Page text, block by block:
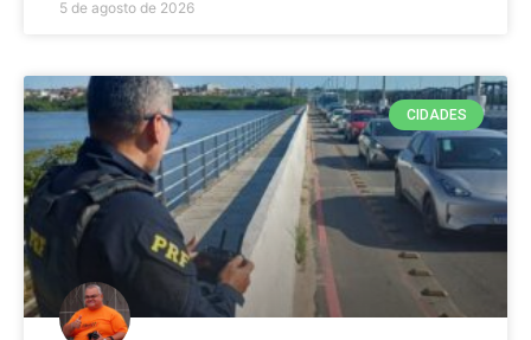
5 de agosto de 2026
CIDADES